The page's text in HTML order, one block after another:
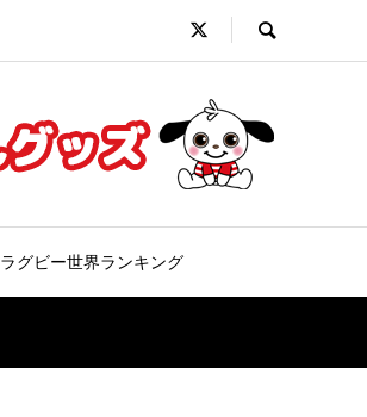
ラグビー世界ランキング